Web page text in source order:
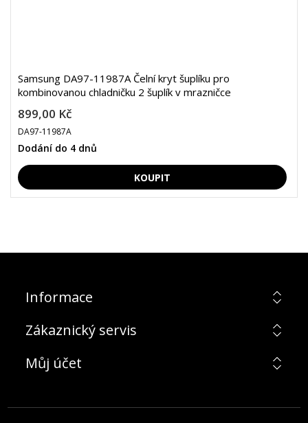
Samsung DA97-11987A Čelní kryt šuplíku pro
kombinovanou chladničku 2 šuplík v mrazničce
899,00 Kč
DA97-11987A
Dodání do 4 dnů
Informace
Zákaznický servis
Můj účet